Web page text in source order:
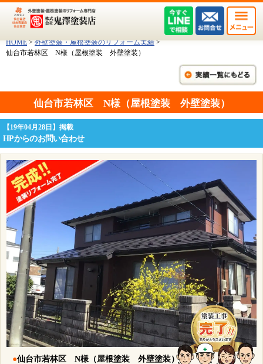
HOME > 外壁塗装・屋根塗装のリフォーム実績 >
仙台市若林区 N様（屋根塗装 外壁塗装）
仙台市若林区 N様（屋根塗装 外壁塗装）
【19年04月28日】掲載
HPからのお問い合わせ
●仙台市若林区 N様（屋根塗装 外壁塗装）